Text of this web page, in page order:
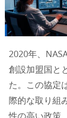
2020年、
創設加盟国と
た。この協定
際的な取り組